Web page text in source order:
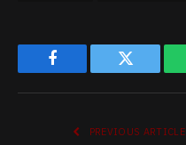
Facebook Twitter
PREVIOUS ARTICLE